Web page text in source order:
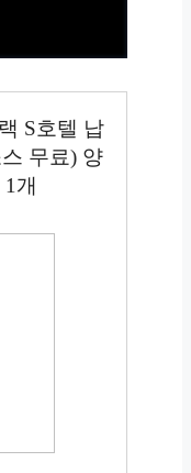
S호텔 납
무료) 양
개